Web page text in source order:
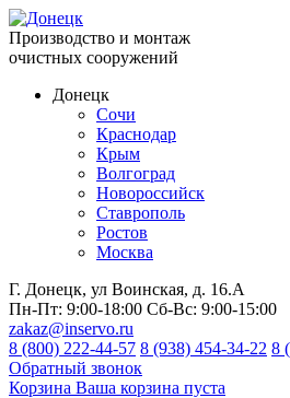
Производство и монтаж
очистных сооружений
Донецк
Сочи
Краснодар
Крым
Волгоград
Новороссийск
Ставрополь
Ростов
Москва
Г. Донецк, ул Воинская, д. 16.А
Пн-Пт: 9:00-18:00 Сб-Вс: 9:00-15:00
zakaz@inservo.ru
8 (800) 222-44-57 8 (938) 454-34-22 8
Обратный звонок
Корзина Ваша корзина пуста